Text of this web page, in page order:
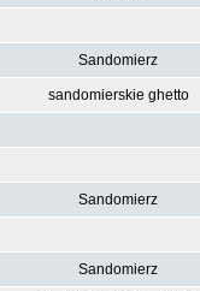
Sandomierz
sandomierskie ghetto
Sandomierz
Sandomierz